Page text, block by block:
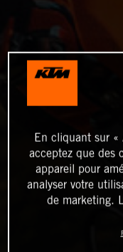
En cliquant sur «
acceptez que des
appareil pour
analyser votre
de marketing.